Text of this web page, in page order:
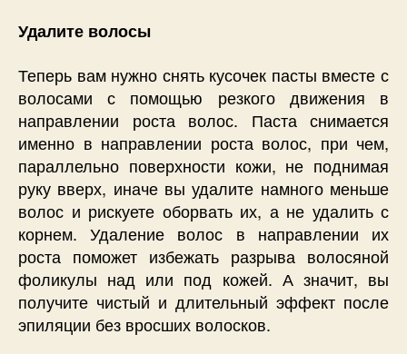
Удалите волосы
Теперь вам нужно снять кусочек пасты вместе с
волосами с помощью резкого движения в
направлении роста волос. Паста снимается
именно в направлении роста волос, при чем,
параллельно поверхности кожи, не поднимая
руку вверх, иначе вы удалите намного меньше
волос и рискуете оборвать их, а не удалить с
корнем. Удаление волос в направлении их
роста поможет избежать разрыва волосяной
фоликулы над или под кожей. А значит, вы
получите чистый и длительный эффект после
эпиляции без вросших волосков.